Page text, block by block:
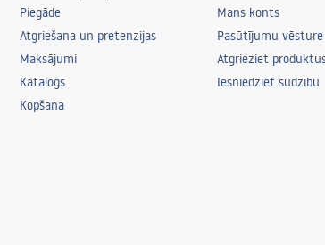
Piegāde
Atgriešana un pretenzijas
Maksājumi
Katalogs
Kopšana
Mans konts
Pasūtījumu vēsture
Atgrieziet
Iesniedziet sūdzību